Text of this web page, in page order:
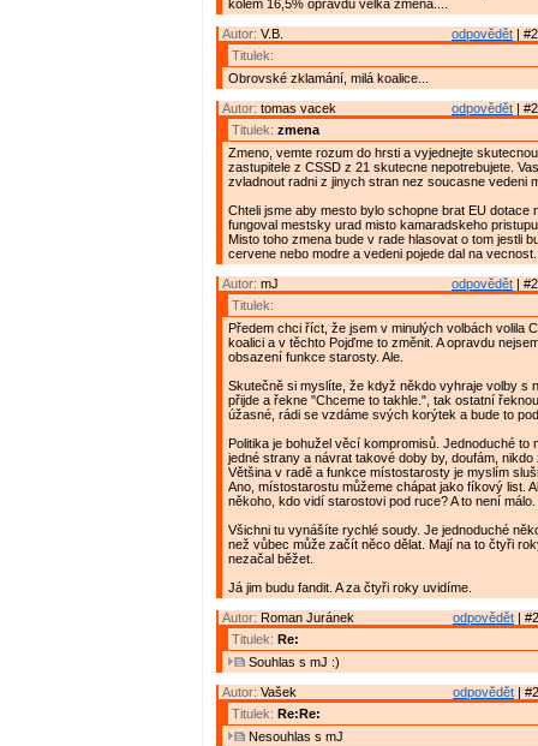
kolem 16,5% opravdu velká změna....
odpovědět |
Autor: V.B.
Titulek:
Obrovské zklamání, milá koalice...
odpovědět |
Autor: tomas vacek
Titulek: zmena
Zmeno, vemte rozum do hrsti a vyjednejte
zastupitele z CSSD z 21 skutecne nepotrebujete.
zvladnout radni z jinych stran nez soucasne vedeni
Chteli jsme aby mesto bylo schopne brat EU dotace
fungoval mestsky urad misto kamaradskeho
Misto toho zmena bude v rade hlasovat o tom jestli
cervene nebo modre a vedeni pojede dal na vecnost.
odpovědět |
Autor: mJ
Titulek:
Předem chci říct, že jsem v minulých volbách volila
koalici a v těchto Pojďme to změnit. A opravdu
obsazení funkce starosty. Ale.
Skutečně si myslíte, že když někdo vyhraje volby s
přijde a řekne "Chceme to takhle.", tak ostatní
úžasné, rádi se vzdáme svých korýtek a bude to
Politika je bohužel věcí kompromisů. Jednoduché to
jedné strany a návrat takové doby by, doufám, nikdo
Většina v radě a funkce místostarosty je myslím
Ano, místostarostu můžeme chápat jako fíkový list.
někoho, kdo vidí starostovi pod ruce? A to není málo.
Všichni tu vynášíte rychlé soudy. Je jednoduché
než vůbec může začít něco dělat. Mají na to čtyři
nezačal běžet.
Já jim budu fandit. A za čtyři roky uvidíme.
odpovědět |
Autor: Roman Juránek
Titulek: Re:
Souhlas s mJ :)
odpovědět |
Autor: Vašek
Titulek: Re:Re:
Nesouhlas s mJ